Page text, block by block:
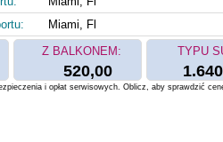
Miami, Fl
Z BALKONEM:
520,00
TYPU
i opłat serwisowych. Oblicz, aby sprawdzić